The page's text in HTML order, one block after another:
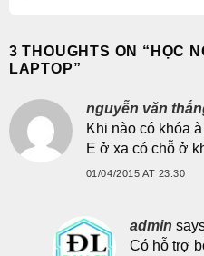
3 THOUGHTS ON “ HỌC
LAPTOP”
nguyễn văn
Khi nào có khóa
E ở xa có chỗ ở
01/04/2015 AT 23:30
admin
Có hỗ trợ